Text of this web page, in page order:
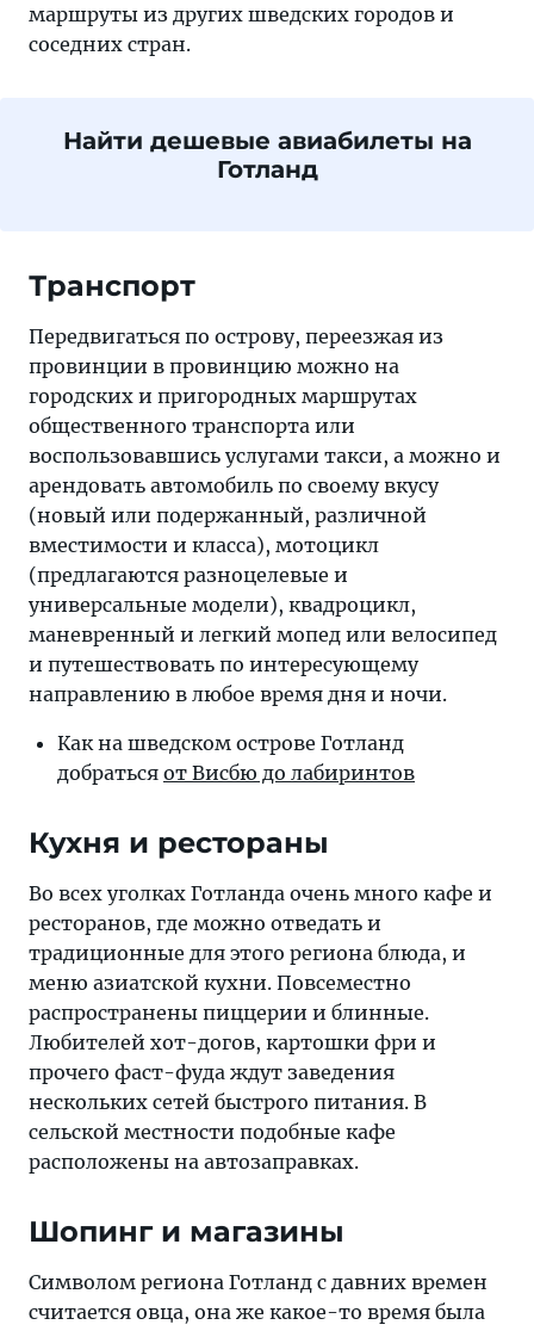
маршруты из других шведских городов и
соседних стран.
Найти дешевые авиабилеты на
Готланд
Транспорт
Передвигаться по острову, переезжая из
провинции в провинцию можно на
городских и пригородных маршрутах
общественного транспорта или
воспользовавшись услугами такси, а можно и
арендовать автомобиль по своему вкусу
(новый или подержанный, различной
вместимости и класса), мотоцикл
(предлагаются разноцелевые и
универсальные модели), квадроцикл,
маневренный и легкий мопед или велосипед
и путешествовать по интересующему
направлению в любое время дня и ночи.
Как на шведском острове Готланд
добраться от Висбю до лабиринтов
Кухня и рестораны
Во всех уголках Готланда очень много кафе и
ресторанов, где можно отведать и
традиционные для этого региона блюда, и
меню азиатской кухни. Повсеместно
распространены пиццерии и блинные.
Любителей хот-догов, картошки фри и
прочего фаст-фуда ждут заведения
нескольких сетей быстрого питания. В
сельской местности подобные кафе
расположены на автозаправках.
Шопинг и магазины
Символом региона Готланд с давних времен
считается овца, она же какое-то время была